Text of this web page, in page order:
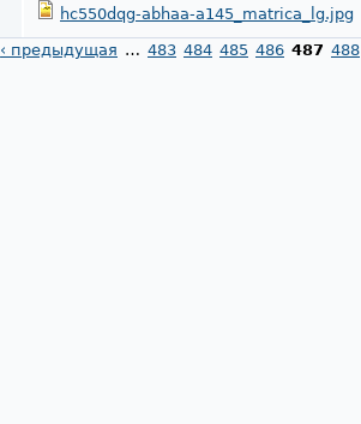
hc550dqg-abhaa-a145_matrica_lg.jpg
‹ предыдущая … 483 484 485 486 487 488